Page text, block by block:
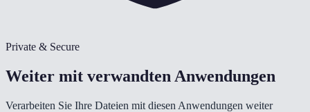
Private & Secure
Weiter mit verwandten Anwendungen
Verarbeiten Sie Ihre Dateien mit diesen Anwendungen weiter